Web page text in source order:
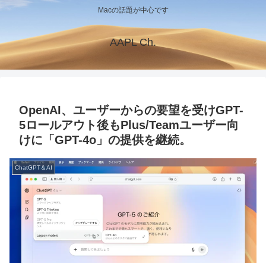
Macの話題が中心です
AAPL Ch.
OpenAI、ユーザーからの要望を受けGPT-
5ロールアウト後もPlus/Teamユーザー向
けに「GPT-4o」の提供を継続。
ChatGPT＆AI